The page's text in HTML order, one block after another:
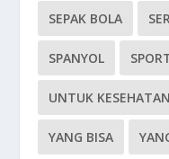
SEPAK BOLA
SPANYOL
UNTUK KESEHATAN
YANG BISA